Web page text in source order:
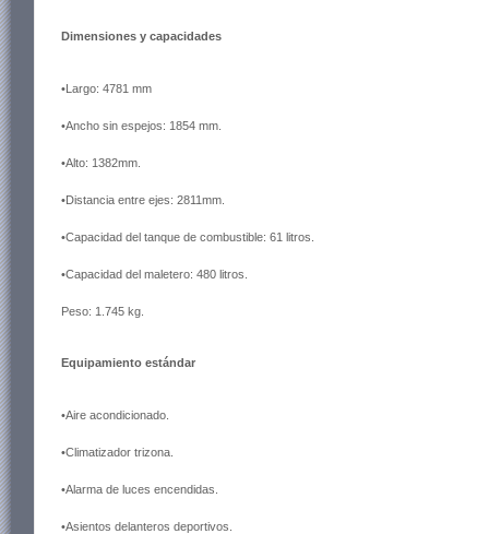
Dimensiones y capacidades
•Largo: 4781 mm
•Ancho sin espejos: 1854 mm.
•Alto: 1382mm.
•Distancia entre ejes: 2811mm.
•Capacidad del tanque de combustible: 61 litros.
•Capacidad del maletero: 480 litros.
Peso: 1.745 kg.
Equipamiento estándar
•Aire acondicionado.
•Climatizador trizona.
•Alarma de luces encendidas.
•Asientos delanteros deportivos.